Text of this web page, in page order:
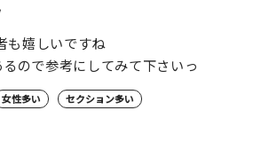
も嬉しいですね
ので参考にしてみて下さいっ
女性多い セクション多い